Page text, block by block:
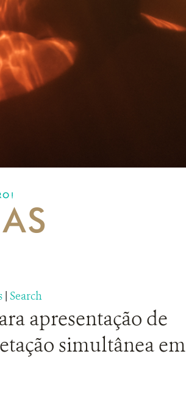
| Search
apresentação de
simultânea em